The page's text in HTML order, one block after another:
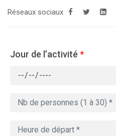
Réseaux sociaux
Jour de l’activité *